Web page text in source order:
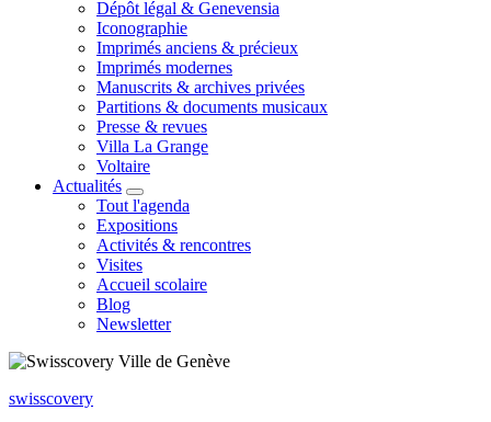
Dépôt légal & Genevensia
Iconographie
Imprimés anciens & précieux
Imprimés modernes
Manuscrits & archives privées
Partitions & documents musicaux
Presse & revues
Villa La Grange
Voltaire
Actualités
Tout l'agenda
Expositions
Activités & rencontres
Visites
Accueil scolaire
Blog
Newsletter
swisscovery